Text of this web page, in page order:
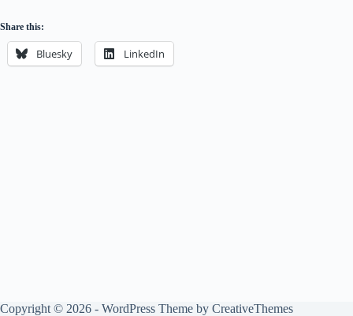
Share this:
Bluesky LinkedIn
Copyright © 2026 - WordPress Theme by CreativeThemes